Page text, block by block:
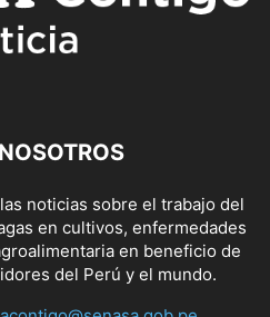
noticias sobre el trabajo del
en cultivos, enfermedades
en beneficio de
del Perú y el mundo.